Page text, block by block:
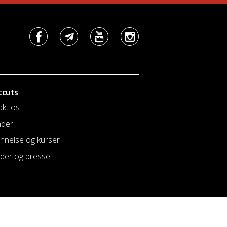
os
og kurser
og presse